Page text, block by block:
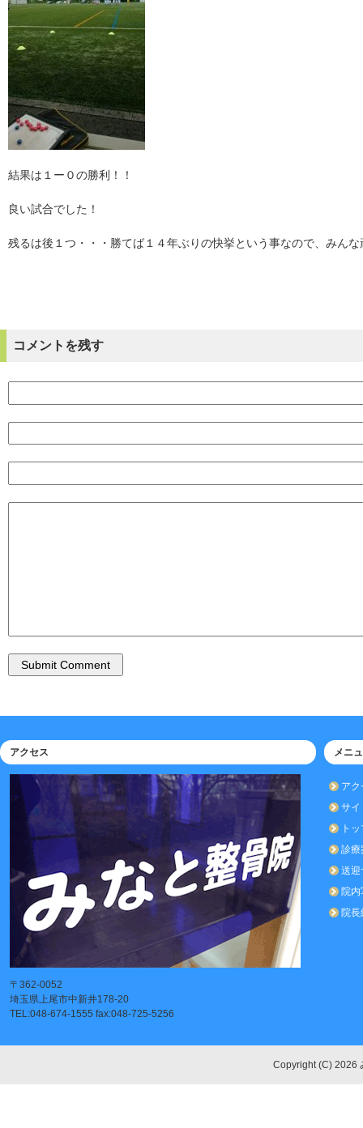
結果は１ー０の勝利！！
良い試合でした！
残るは後１つ・・・勝てば１４年ぶりの快挙という事なので、みん
コメントを残す
アクセス
〒362-0052
埼玉県上尾市中新井178-20
TEL:048-674-1555 fax:048-725-5256
メニ
アク
サイ
ト
診療
送迎
院内
院長
Copyright (C) 2026